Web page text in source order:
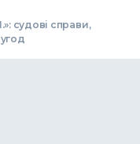
судові справи,